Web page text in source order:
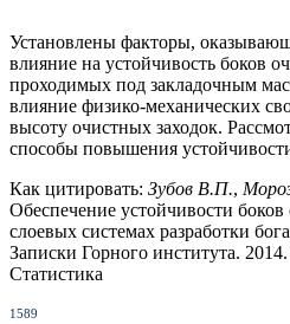
Установлены факторы,
влияние на устойчивость боков
проходимых под закладочным
влияние физико-механических
высоту очистных заходок.
способы повышения
Как цитировать: Зубов В.П.,
Обеспечение устойчивости
слоевых системах разработки
Записки Горного института.
Статистика
1589